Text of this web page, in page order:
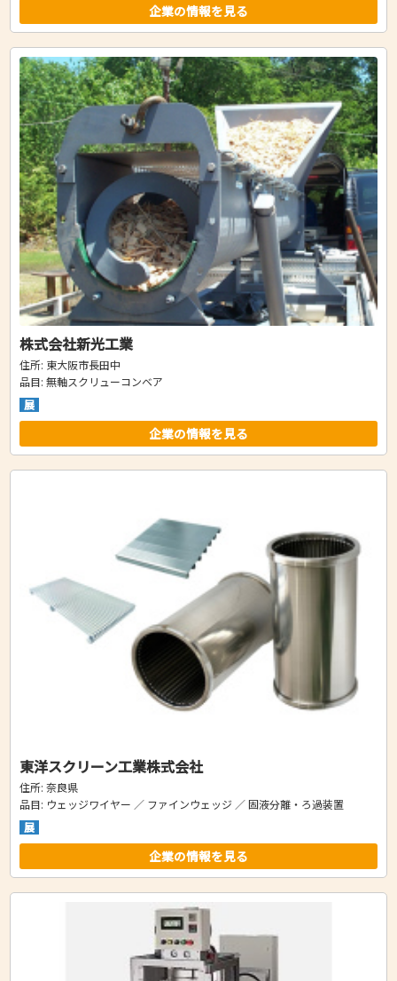
企業の情報を見る
株式会社新光工業
住所: 東大阪市長田中
品目: 無軸スクリューコンベア
展
企業の情報を見る
東洋スクリーン工業株式会社
住所: 奈良県
品目: ウェッジワイヤー ／ ファインウェッジ ／ 固液分離・ろ過装置
展
企業の情報を見る